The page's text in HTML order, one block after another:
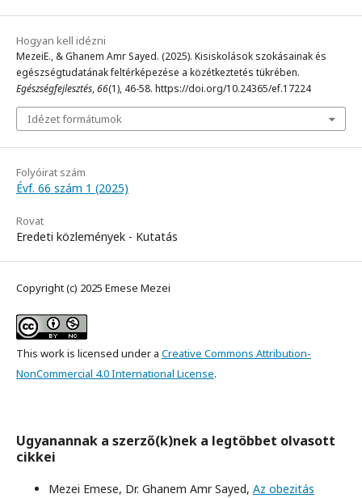
Hogyan kell idézni
MezeiE., & Ghanem Amr Sayed. (2025). Kisiskolások szokásainak és
egészségtudatának feltérképezése a közétkeztetés tükrében.
Egészségfejlesztés,66(1), 46-58. https://doi.org/10.24365/ef.17224
Idézet formátumok
Folyóirat szám
Évf. 66 szám 1 (2025)
Rovat
Eredeti közlemények - Kutatás
Copyright (c) 2025 Emese Mezei
This work is licensed under a Creative Commons Attribution-
NonCommercial 4.0 International License.
Ugyanannak a szerző(k)nek a legtöbbet olvasott
cikkei
Mezei Emese, Dr. Ghanem Amr Sayed, Az obezitás